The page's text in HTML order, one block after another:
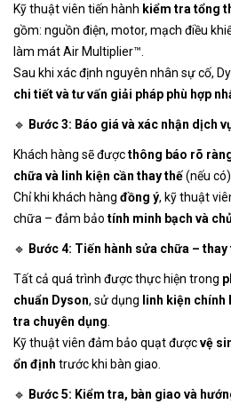
Kỹ thuật viên tiến hành kiểm tra tổng
gồm: nguồn điện, motor, mạch điều
làm mát Air Multiplier™.
Sau khi xác định nguyên nhân sự cố,
chi tiết và tư vấn giải pháp phù hợp
🔹 Bước 3: Báo giá và xác nhận dịch
Khách hàng sẽ đượcthông báo rõ
chữa và linh kiện cần thay thế(nếu có).
Chỉ khi khách hàng đồng ý, kỹ thuật
chữa – đảm bảo tính minh bạch và
🔹 Bước 4: Tiến hành sửa chữa –
Tất cả quá trình được thực hiện trong
chuẩn Dyson, sử dụng linh kiện chính
tra chuyên dụng
Kỹ thuật viên đảm bảo quạt đượcvệ
ổn định trước khi bàn giao.
🔹 Bước 5: Kiểm tra, bàn giao và